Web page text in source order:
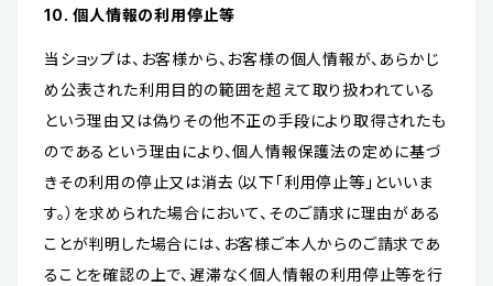
10. 個人情報の利用停止等
当ショップは、お客様から、お客様の個人情報が、あらかじ
め公表された利用目的の範囲を超えて取り扱われている
という理由又は偽りその他不正の手段により取得されたも
のであるという理由により、個人情報保護法の定めに基づ
きその利用の停止又は消去（以下「利用停止等」といいま
す。）を求められた場合において、そのご請求に理由がある
ことが判明した場合には、お客様ご本人からのご請求であ
ることを確認の上で、遅滞なく個人情報の利用停止等を行